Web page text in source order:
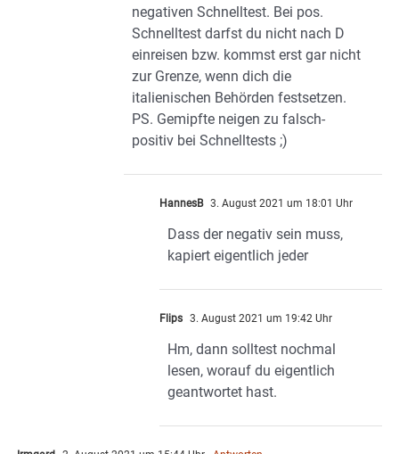
negativen Schnelltest. Bei pos.
Schnelltest darfst du nicht nach D
einreisen bzw. kommst erst gar nicht
zur Grenze, wenn dich die
italienischen Behörden festsetzen.
PS. Gemipfte neigen zu falsch-
positiv bei Schnelltests ;)
HannesB 3. August 2021 um 18:01 Uhr
Dass der negativ sein muss,
kapiert eigentlich jeder
Flips 3. August 2021 um 19:42 Uhr
Hm, dann solltest nochmal
lesen, worauf du eigentlich
geantwortet hast.